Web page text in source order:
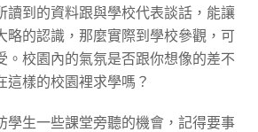
讀到的資料跟與學校代表談話，能讓
略的認識，那麼實際到學校參觀，可
。校園內的氣氛是否跟你想像的差不
這樣的校園裡求學嗎？
學生一些課堂旁聽的機會，記得要事